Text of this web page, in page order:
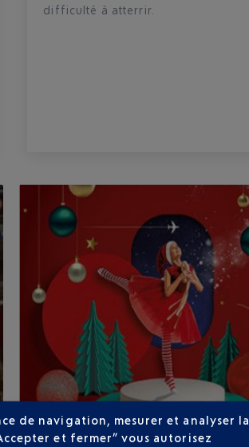
difficulté à atterrir.
Publiéle 28-11-25
de navigation, mesurer et analyser la
et fermer” vous autorisez